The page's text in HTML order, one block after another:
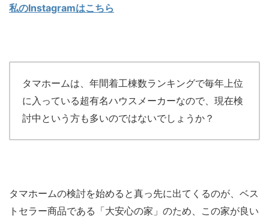
私のInstagramはこちら
タマホームは、年間着工棟数ランキングで毎年上位
に入っている超有名ハウスメーカーなので、現在検
討中という方も多いのではないでしょうか？
タマホームの検討を始めると真っ先に出てくるのが、ベス
トセラー商品である「大安心の家」のため、この家が良い